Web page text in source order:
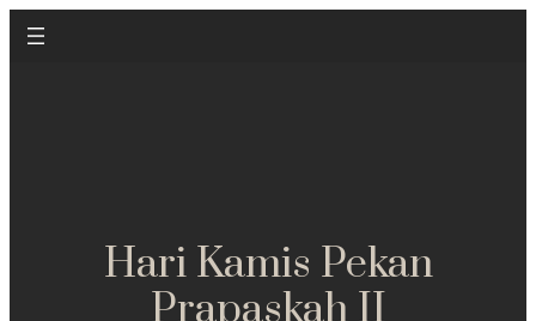
Hari Kamis Pekan
Prapaskah II